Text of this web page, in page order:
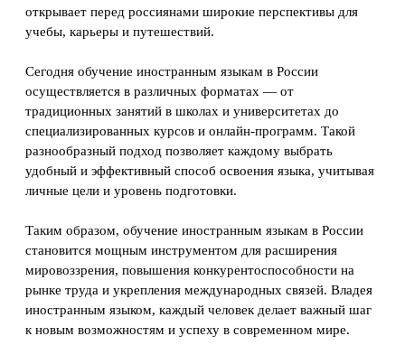
открывает перед россиянами широкие перспективы для
учебы, карьеры и путешествий.
Сегодня обучение иностранным языкам в России
осуществляется в различных форматах — от
традиционных занятий в школах и университетах до
специализированных курсов и онлайн-программ. Такой
разнообразный подход позволяет каждому выбрать
удобный и эффективный способ освоения языка, учитывая
личные цели и уровень подготовки.
Таким образом, обучение иностранным языкам в России
становится мощным инструментом для расширения
мировоззрения, повышения конкурентоспособности на
рынке труда и укрепления международных связей. Владея
иностранным языком, каждый человек делает важный шаг
к новым возможностям и успеху в современном мире.